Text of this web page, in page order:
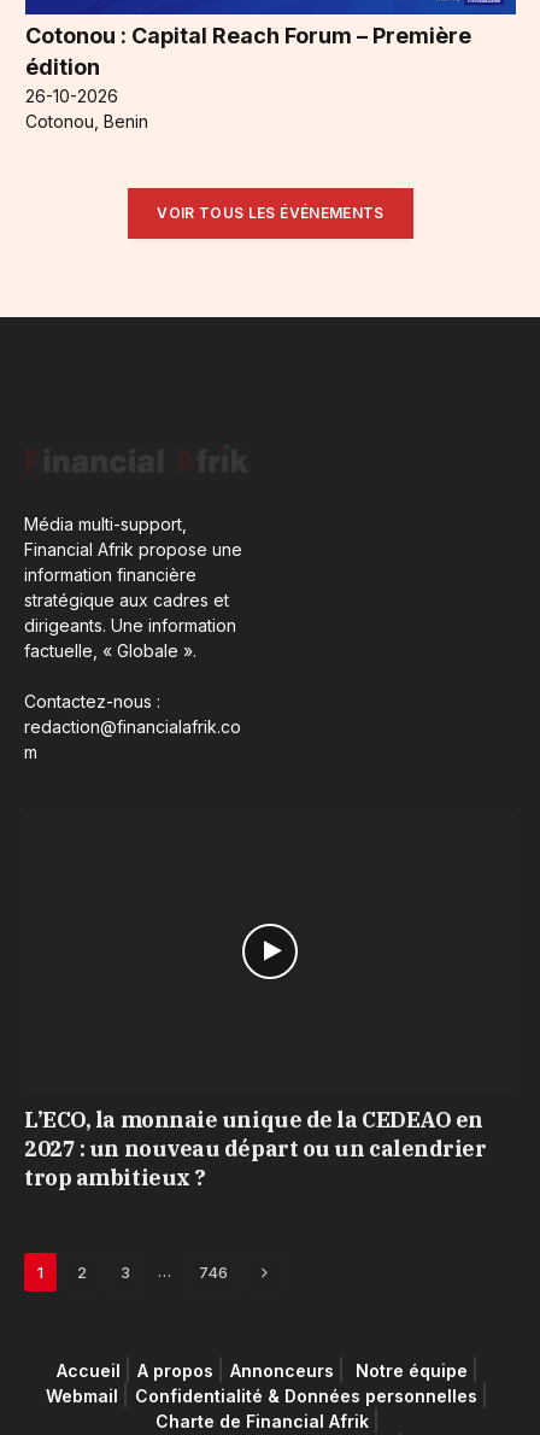
Cotonou : Capital Reach Forum – Première
édition
26-10-2026
Cotonou, Benin
VOIR TOUS LES ÉVÉNEMENTS
Média multi-support,
Financial Afrik propose une
information financière
stratégique aux cadres et
dirigeants. Une information
factuelle, « Globale ».
Contactez-nous :
redaction@financialafrik.co
m
L’ECO, la monnaie unique de la CEDEAO en
2027 : un nouveau départ ou un calendrier
trop ambitieux ?
1 2 3 … 746 Next
Accueil A propos Annonceurs
Notre équipe
Webmail
Confidentialité & Données personnelles
Charte de Financial Afrik